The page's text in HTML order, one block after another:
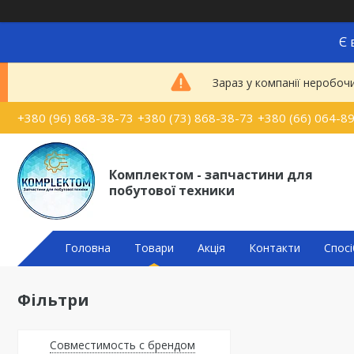
Є
Зараз у компанії
+380 (96) 868-38-73 +380 (73) 868-38-73 +380 (66) 064-
Комплектом - запчастини для
побутової техники
Головна Товари Акція Контакти
Фільтри
Совместимость с брендом